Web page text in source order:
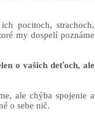
pocitoch, strachoch,
my dospelí poznáme
o vašich deťoch, ale
ale chýba spojenie a
o sebe nič.